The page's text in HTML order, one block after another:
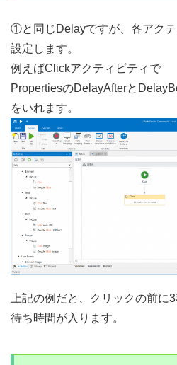
①と同じDelayですが、各アク
設定します。
例えばClickアクティビティで
PropertiesのDelayAfterと
をいれます。
上記の例だと、クリックの前に
待ち時間が入ります。